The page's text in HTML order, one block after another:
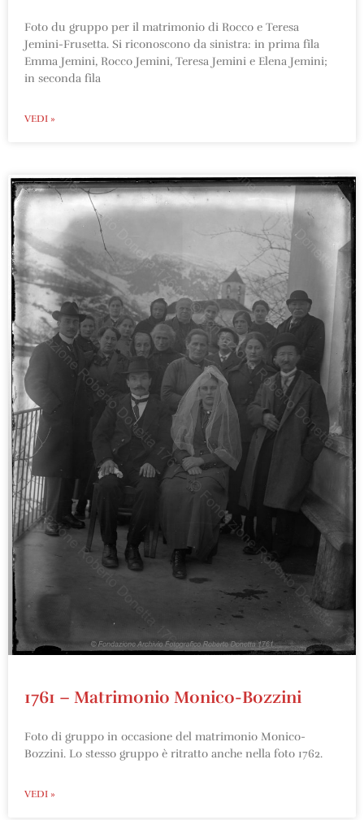
Foto du gruppo per il matrimonio di Rocco e Teresa
Jemini-Frusetta. Si riconoscono da sinistra: in prima fila
Emma Jemini, Rocco Jemini, Teresa Jemini e Elena Jemini;
in seconda fila
VEDI »
1761 – Matrimonio Monico-Bozzini
Foto di gruppo in occasione del matrimonio Monico-
Bozzini. Lo stesso gruppo è ritratto anche nella foto 1762.
VEDI »